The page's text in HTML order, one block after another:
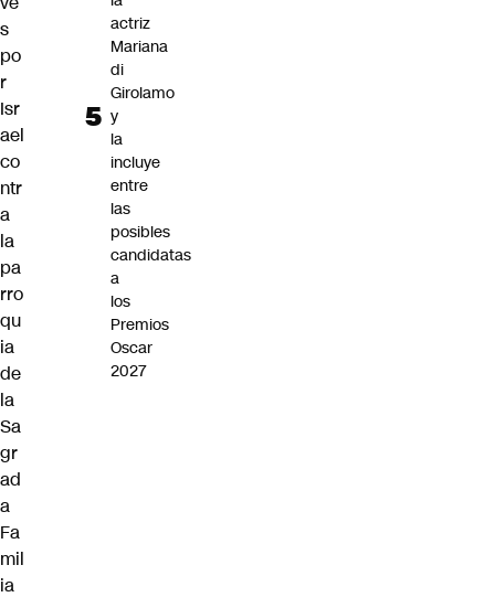
s
po
r
Isr
ael
co
ntr
a
la
pa
rro
qu
ia
de
la
Sa
gr
ad
a
Fa
mil
ia
actriz
Mariana
di
Girolamo
y
la
incluye
entre
las
posibles
candidatas
a
los
Premios
Oscar
2027